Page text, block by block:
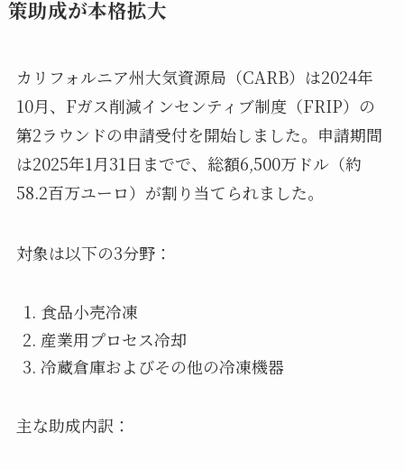
策助成が本格拡大
カリフォルニア州大気資源局（CARB）は2024年
10月、Fガス削減インセンティブ制度（FRIP）の
第2ラウンドの申請受付を開始しました。申請期間
は2025年1月31日までで、総額6,500万ドル（約
58.2百万ユーロ）が割り当てられました。
対象は以下の3分野：
食品小売冷凍
産業用プロセス冷却
冷蔵倉庫およびその他の冷凍機器
主な助成内訳：